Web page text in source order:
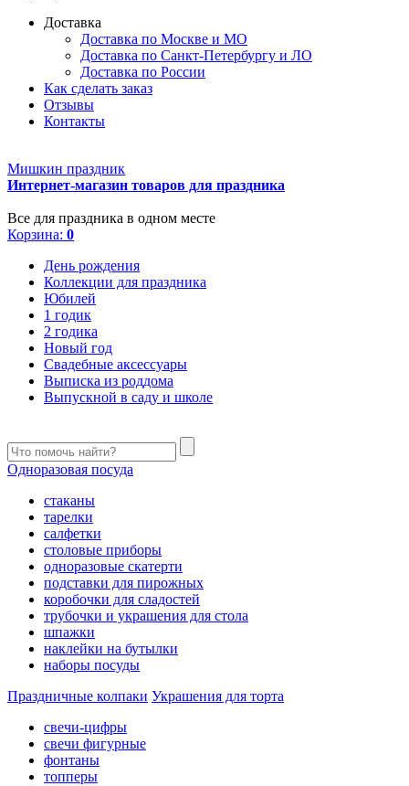
Доставка
Доставка по Москве и МО
Доставка по Санкт-Петербургу и ЛО
Доставка по России
Как сделать заказ
Отзывы
Контакты
Мишкин праздник
Интернет-магазин товаров для праздника
Все для праздника в одном месте
Корзина: 0
День рождения
Коллекции для праздника
Юбилей
1 годик
2 годика
Новый год
Свадебные аксессуары
Выписка из роддома
Выпускной в саду и школе
Одноразовая посуда
стаканы
тарелки
салфетки
столовые приборы
одноразовые скатерти
подставки для пирожных
коробочки для сладостей
трубочки и украшения для стола
шпажки
наклейки на бутылки
наборы посуды
Праздничные колпаки Украшения для торта
свечи-цифры
свечи фигурные
фонтаны
топперы